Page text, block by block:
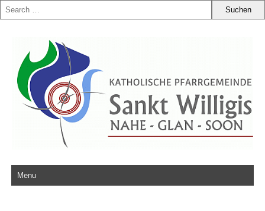
Zum Inhalt springen